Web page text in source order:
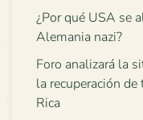
¿Por qué USA se
Alemania nazi?
Foro analizará la
la recuperación
Rica